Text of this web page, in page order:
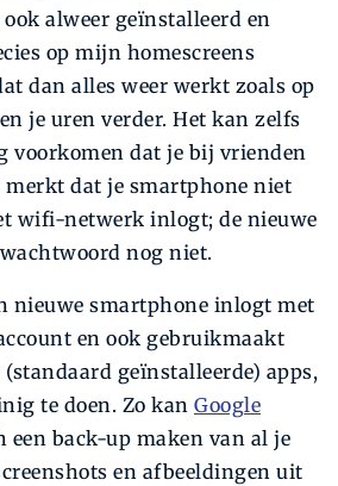
alweer geïnstalleerd en
op mijn homescreens
dan alles weer werkt zoals op
je uren verder. Het kan zelfs
voorkomen dat je bij vrienden
merkt dat je smartphone niet
wifi-netwerk inlogt; de nieuwe
nog niet.
nieuwe smartphone inlogt met
en ook gebruikmaakt
(standaard geïnstalleerde) apps,
te doen. Zo kan Google
een back-up maken van al je
en afbeeldingen uit